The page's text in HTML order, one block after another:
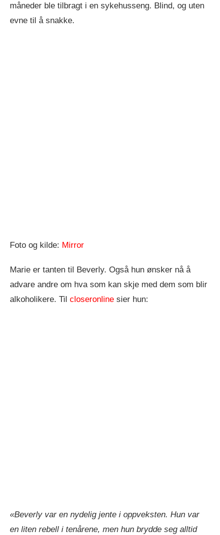
måneder ble tilbragt i en sykehusseng. Blind, og uten
evne til å snakke.
Foto og kilde: Mirror
Marie er tanten til Beverly. Også hun ønsker nå å
advare andre om hva som kan skje med dem som blir
alkoholikere. Til closeronline sier hun:
«Beverly var en nydelig jente i oppveksten. Hun var
en liten rebell i tenårene, men hun brydde seg alltid